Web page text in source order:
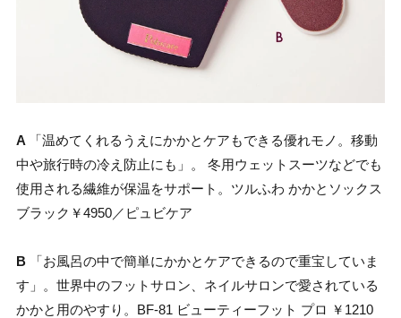
A
「温めてくれるうえにかかとケアもできる優れモノ。移動
中や旅行時の冷え防止にも」。 冬用ウェットスーツなどでも
使用される繊維が保温をサポート。ツルふわ かかとソックス
ブラック￥4950／ピュビケア
B
「お風呂の中で簡単にかかとケアできるので重宝していま
す」。世界中のフットサロン、ネイルサロンで愛されている
かかと用のやすり。BF-81 ビューティーフット プロ ￥1210